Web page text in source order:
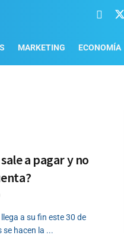
MARKETING ECONOMÍA
a pagar y no
a su fin este 30 de
hacen la ...